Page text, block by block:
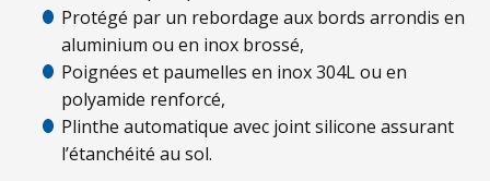
Protégé par un rebordage aux bords arrondis en
aluminium ou en inox brossé,
Poignées et paumelles en inox 304L ou en
polyamide renforcé,
Plinthe automatique avec joint silicone assurant
l’étanchéité au sol.